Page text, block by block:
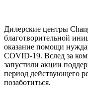
Дилерские центры
благотворительной
оказание помощи
COVID-19. Вслед за
запустили акции
период действующего
позаботиться.